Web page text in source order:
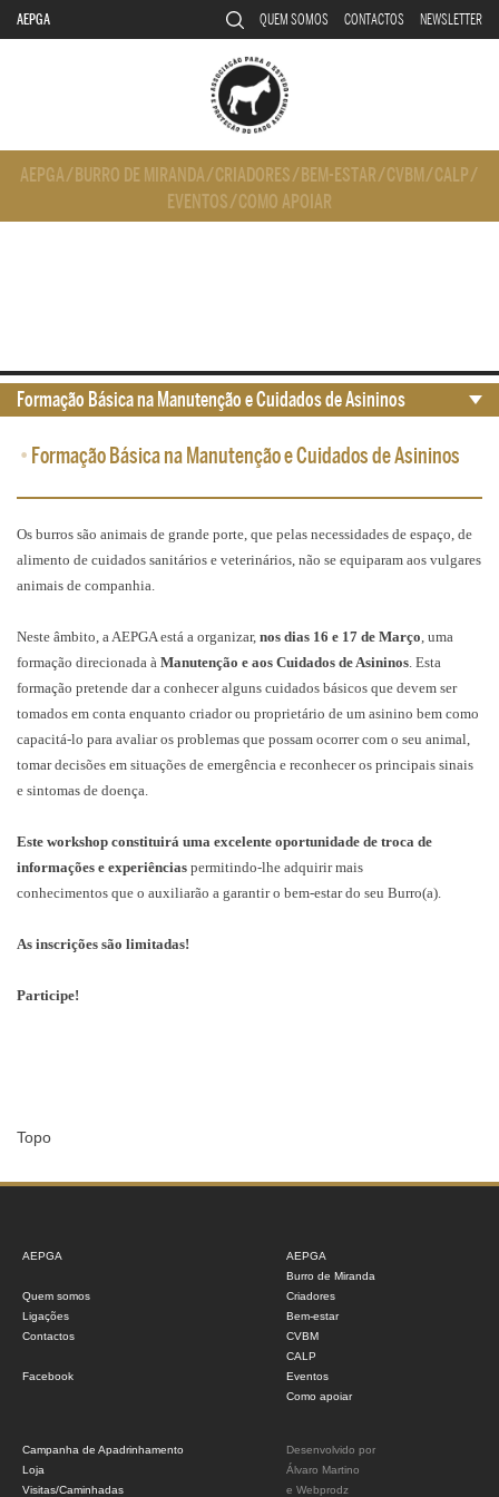
AEPGA QUEM SOMOS CONTACTOS NEWSLETTER
AEPGA/ BURRO DE MIRANDA/CRIADORES/ BEM-ESTAR/CVBM/CALP/
EVENTOS/COMO APOIAR
• Formação Básica na Manutenção e Cuidados de Asininos
Os burros são animais de grande porte, que pelas necessidades de espaço, de
alimento de cuidados sanitários e veterinários, não se equiparam aos vulgares
animais de companhia.
Neste âmbito, a AEPGA está a organizar, nos dias 16 e 17 de Março, uma
formação direcionada à Manutenção e aos Cuidados de Asininos. Esta
formação pretende dar a conhecer alguns cuidados básicos que devem ser
tomados em conta enquanto criador ou proprietário de um asinino bem como
capacitá-lo para avaliar os problemas que possam ocorrer com o seu animal,
tomar decisões em situações de emergência e reconhecer os principais sinais
e sintomas de doença.
Este workshop constituirá uma excelente oportunidade de troca de
informações e experiências permitindo-lhe adquirir mais
conhecimentos que o auxiliarão a garantir o bem-estar do seu Burro(a).
As inscrições são limitadas!
Participe!
Topo
Formação Básica na Manutenção e Cuidados de Asininos
AEPGA
Quem somos
Ligações
Contactos
Facebook
AEPGA
Burro de Miranda
Criadores
Bem-estar
CVBM
CALP
Eventos
Como apoiar
Campanha de Apadrinhamento
Loja
Visitas/Caminhadas
Desenvolvido por
Álvaro Martino
e Webprodz